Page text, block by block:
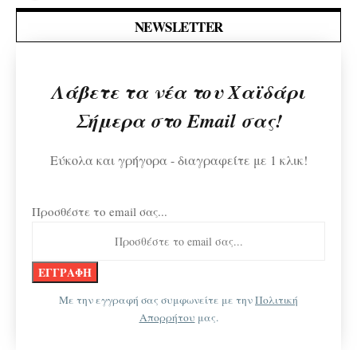
NEWSLETTER
Λάβετε τα νέα του Χαϊδάρι
Σήμερα στο Email σας!
Εύκολα και γρήγορα - διαγραφείτε με 1 κλικ!
Προσθέστε το email σας...
Με την εγγραφή σας συμφωνείτε με τηνΠολιτική
Απορρήτου μας.